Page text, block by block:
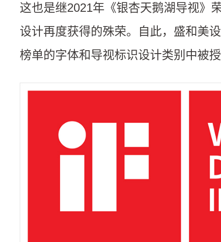
这也是继2021年《银杏天鹅湖导视》
设计再度获得的殊荣。自此，盛和美
榜单的字体和导视标识设计类别中被